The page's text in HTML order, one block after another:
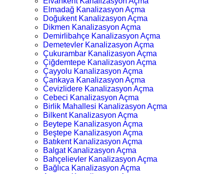
Elmadağ Kanalizasyon Açma
Doğukent Kanalizasyon Açma
Dikmen Kanalizasyon Açma
Demirlibahçe Kanalizasyon Açma
Demetevler Kanalizasyon Açma
Çukurambar Kanalizasyon Açma
Çiğdemtepe Kanalizasyon Açma
Çayyolu Kanalizasyon Açma
Çankaya Kanalizasyon Açma
Cevizlidere Kanalizasyon Açma
Cebeci Kanalizasyon Açma
Birlik Mahallesi Kanalizasyon Açma
Bilkent Kanalizasyon Açma
Beytepe Kanalizasyon Açma
Beştepe Kanalizasyon Açma
Batıkent Kanalizasyon Açma
Balgat Kanalizasyon Açma
Bahçelievler Kanalizasyon Açma
Bağlıca Kanalizasyon Açma